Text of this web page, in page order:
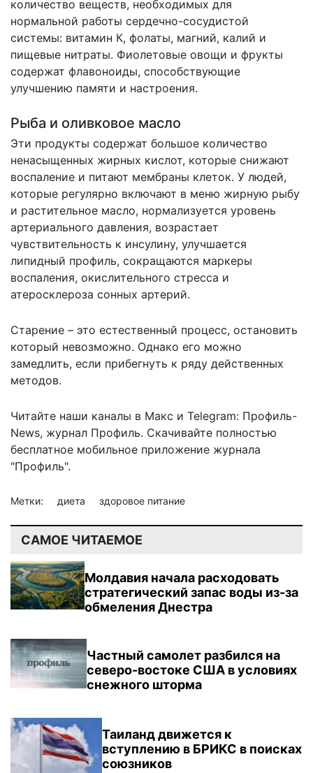
количество веществ, необходимых для
нормальной работы сердечно-сосудистой
системы: витамин К, фолаты, магний, калий и
пищевые нитраты. Фиолетовые овощи и фрукты
содержат флавоноиды, способствующие
улучшению памяти и настроения.
Рыба и оливковое масло
Эти продукты содержат большое количество
ненасыщенных жирных кислот, которые снижают
воспаление и питают мембраны клеток. У людей,
которые регулярно включают в меню жирную рыбу
и растительное масло, нормализуется уровень
артериального давления, возрастает
чувствительность к инсулину, улучшается
липидный профиль, сокращаются маркеры
воспаления, окислительного стресса и
атеросклероза сонных артерий.
Старение – это естественный процесс, остановить
который невозможно. Однако его можно
замедлить, если прибегнуть к ряду действенных
методов.
Читайте наши каналы в Макс и Telegram: Профиль-
News, журнал Профиль. Скачивайте полностью
бесплатное мобильное приложение журнала
"Профиль".
Метки: диета здоровое питание
САМОЕ ЧИТАЕМОЕ
Молдавия начала расходовать
стратегический запас воды из-за
обмеления Днестра
Частный самолет разбился на
северо-востоке США в условиях
снежного шторма
Таиланд движется к
вступлению в БРИКС в поисках
союзников